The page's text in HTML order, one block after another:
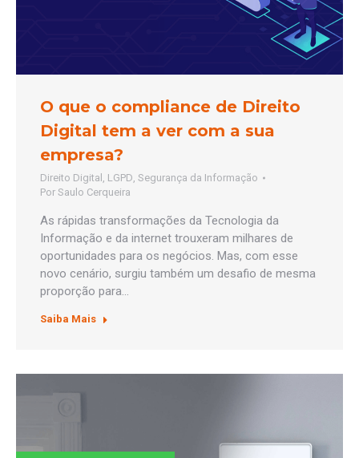
O que o compliance de Direito
Digital tem a ver com a sua
empresa?
Direito Digital , LGPD, Segurança da Informação
Por Saulo Cerqueira
As rápidas transformações da Tecnologia da
Informação e da internet trouxeram milhares de
oportunidades para os negócios. Mas, com esse
novo cenário, surgiu também um desafio de mesma
proporção para…
Saiba Mais